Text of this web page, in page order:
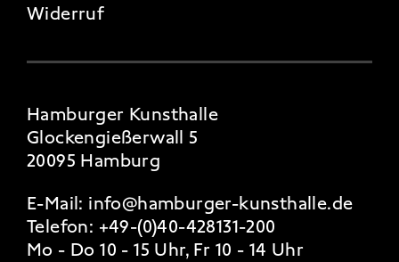
Widerruf
Hamburger Kunsthalle
Glockengießerwall 5
20095 Hamburg
E-Mail: info@hamburger-kunsthalle.de
Telefon: +49-(0)40-428131-200
Mo - Do 10 - 15 Uhr, Fr 10 - 14 Uhr